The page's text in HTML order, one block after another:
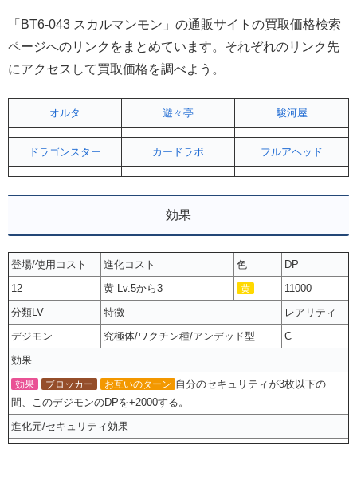
「BT6-043 スカルマンモン」の通販サイトの買取価格検索
ページへのリンクをまとめています。それぞれのリンク先
にアクセスして買取価格を調べよう。
オルタ 遊々亭 駿河屋
ドラゴンスター カードラボ フルアヘッド
効果
登場/使用コスト 進化コスト 色
DP
12
黄 Lv.5から3 黄
11000
分類LV
特徴
レアリティ
デジモン
究極体/ワクチン種/アンデッド型
C
効果
効果 ブロッカー お互いのターン 自分のセキュリティが3枚以下の
間、このデジモンのDPを+2000する。
進化元/セキュリティ効果